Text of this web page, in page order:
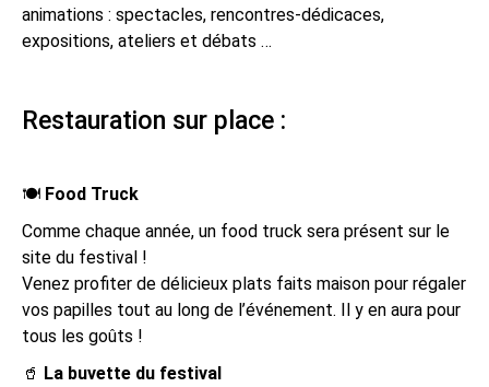
animations : spectacles, rencontres-dédicaces,
expositions, ateliers et débats …
Restauration sur place :
🍽 Food Truck
Comme chaque année, un food truck sera présent sur le
site du festival !
Venez profiter de délicieux plats faits maison pour régaler
vos papilles tout au long de l’événement. Il y en aura pour
tous les goûts !
🥤 La buvette du festival